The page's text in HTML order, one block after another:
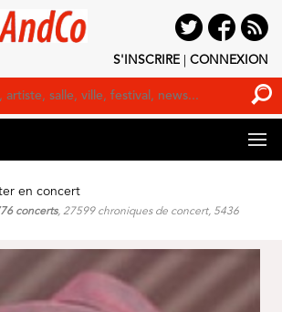
S'INSCRIRE CONNEXION
en concert
concerts, 27599 chroniques de concert, 5436